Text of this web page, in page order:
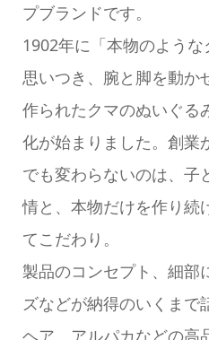
プブランドです。
1902年に「本物のよう
思いつき、腕と脚を動か
作られたクマのぬいぐる
化が始まりました。創業
でも変わらないのは、子
情と、本物だけを作り続
てこだわり。
製品のコンセプト、細部
ズなどが納得のいくまで
ヘア、アルパカなどの高